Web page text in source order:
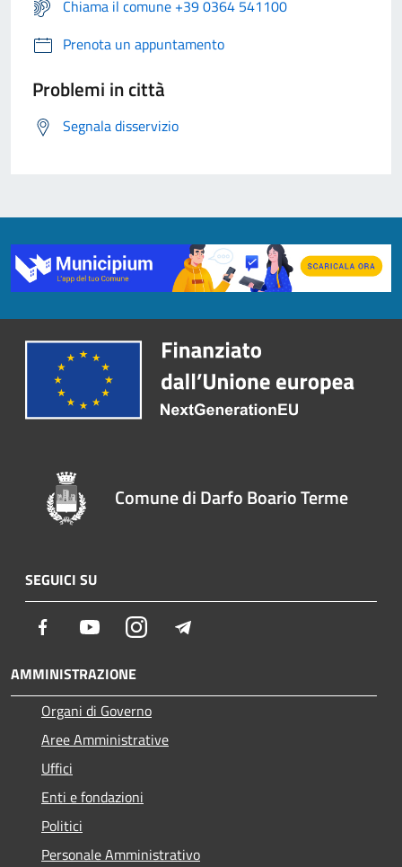
Chiama il comune +39 0364 541100
Prenota un appuntamento
Problemi in città
Segnala disservizio
Comune di Darfo Boario Terme
SEGUICI SU
Facebook YoutubeInstagram
AMMINISTRAZIONE
Organi di Governo
Aree Amministrative
Uffici
Enti e fondazioni
Politici
Personale Amministrativo